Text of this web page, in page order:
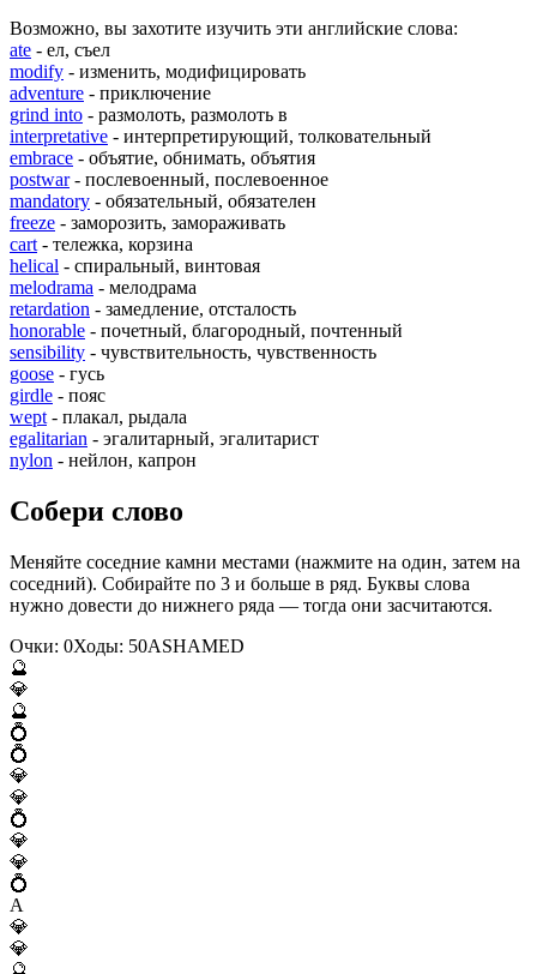
Возможно, вы захотите изучить эти английские слова:
ate - ел, съел
modify - изменить, модифицировать
adventure - приключение
grind into - размолоть, размолоть в
interpretative - интерпретирующий, толковательный
embrace - объятие, обнимать, объятия
postwar- послевоенный, послевоенное
mandatory - обязательный, обязателен
freeze - заморозить, замораживать
cart - тележка, корзина
helical - спиральный, винтовая
melodrama - мелодрама
retardation - замедление, отсталость
honorable - почетный, благородный, почтенный
sensibility - чувствительность, чувственность
goose - гусь
girdle - пояс
wept - плакал, рыдала
egalitarian - эгалитарный, эгалитарист
nylon - нейлон, капрон
Собери слово
Меняйте соседние камни местами (нажмите на один, затем на
соседний). Собирайте по 3 и больше в ряд. Буквы слова
нужно довести до нижнего ряда — тогда они засчитаются.
Очки: 0Ходы: 50ASHAMED
🔮
💎
🔮
💍
💍
💎
💎
💍
💎
💎
💍
A
💎
💎
🔮